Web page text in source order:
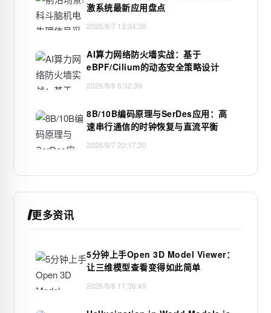
激系统最新应用盘点
2026/8/7 13:34:38
AI算力网络防火墙实战：基于
eBPF/Cilium的动态安全策略设计
2026/8/8 6:32:39
8B/10B编码原理与SerDes应用：高
速串行通信的时钟恢复与直流平衡
2026/8/7 20:17:30
更多资讯
5分钟上手Open 3D Model Viewer：
让三维模型查看变得如此简单
2026/8/8 11:36:49